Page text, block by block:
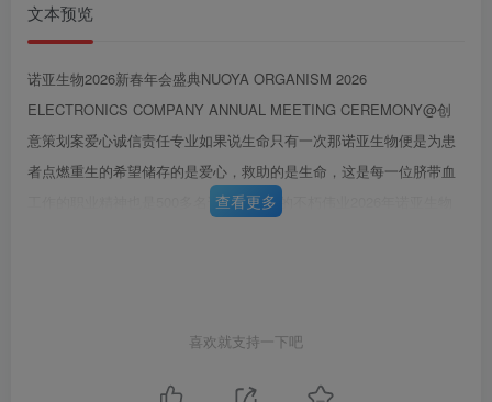
第5页 / 共70页
第6页 / 共70页
试读已结束，还剩
页，您可下载完整版后进行离
文本预览
诺亚生物2026新春年会盛典NUOYA ORGANISM 2026
ELECTRONICS COMPANY ANNUAL MEETING CEREMONY@创
意策划案爱心诚信责任专业如果说生命只有一次那诺亚生物便是为患
者点燃重生的希望储存的是爱心，救助的是生命，这是每一位脐带血
工作的职业精神也是500多名诺亚人共同的不朽伟业2026年诺亚生物
未来的深情告白，对生命的无限敬仰。在“诺亚生物”的守护之下，我们
宛若搭乘着诺亚方舟承载着脐带造血干细胞的希望之钥穿越浩瀚无垠
查看更多
喜欢就支持一下吧